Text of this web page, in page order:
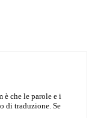
che le parole e i
di traduzione. Se